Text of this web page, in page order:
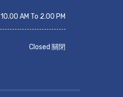
10.00 AM To 2.00 PM
Closed 關閉